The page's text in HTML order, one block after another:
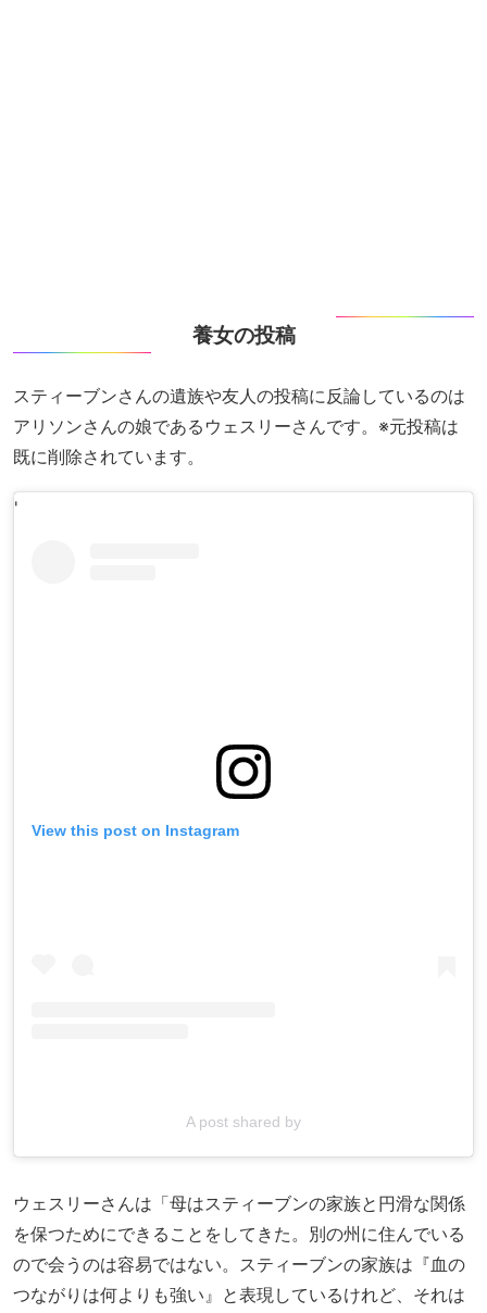
養女の投稿
スティーブンさんの遺族や友人の投稿に反論しているのは
アリソンさんの娘であるウェスリーさんです。※元投稿は
既に削除されています。
'
View this post on Instagram
A post shared by
ウェスリーさんは「母はスティーブンの家族と円滑な関係
を保つためにできることをしてきた。別の州に住んでいる
ので会うのは容易ではない。スティーブンの家族は『血の
つながりは何よりも強い』と表現しているけれど、それは